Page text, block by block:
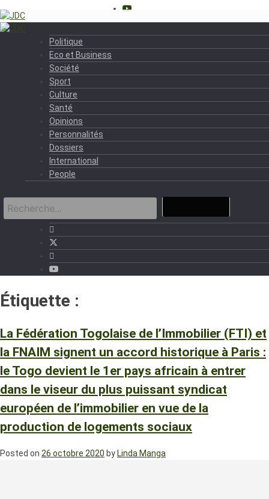
Politique
Eco et Business
Société
Sport
Culture
Santé
Opinions
Personnalités
Dossiers
International
People
Étiquette :
La Fédération Togolaise de l’Immobilier (FTI) et
la FNAIM signent un accord historique à Paris :
le Togo devient le 1er pays africain à entrer
dans le viseur du plus puissant syndicat
européen de l’immobilier en vue de la
production de logements sociaux
Posted on 26 octobre 2020 by Linda Manga